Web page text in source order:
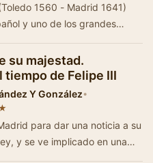
1560 - Madrid 1641)
y uno de los grandes
su majestad.
tiempo de Felipe III
Y González•
para dar una noticia a su
y se ve implicado en una